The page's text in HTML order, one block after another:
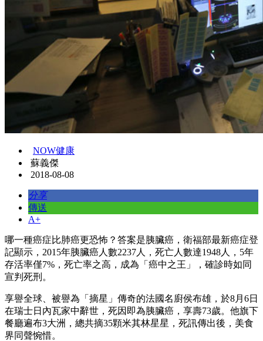
NOW健康
蘇義傑
2018-08-08
分享
傳送
A+
哪一種癌症比肺癌更恐怖？答案是胰臟癌，衛福部最新癌症登
記顯示，2015年胰臟癌人數2237人，死亡人數達1948人，5年
存活率僅7%，死亡率之高，成為「癌中之王」，確診時如同
宣判死刑。
享譽全球、被譽為「摘星」傳奇的法國名廚侯布雄，於8月6日
在瑞士日內瓦家中辭世，死因即為胰臟癌，享壽73歲。他旗下
餐廳遍布3大洲，總共摘35顆米其林星星，死訊傳出後，美食
界同聲惋惜。